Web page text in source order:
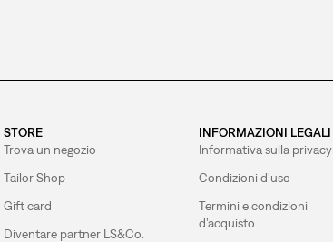
STORE
Trova un negozio
Tailor Shop
Gift card
Diventare partner LS&Co.
INFORMAZIONI LEGALI
Informativa sulla privacy
Condizioni d’uso
Termini e condizioni
d’acquisto